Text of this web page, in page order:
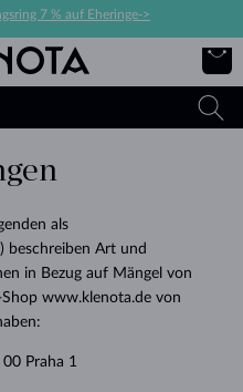
7 % auf Eheringe->
als
beschreiben Art und
in Bezug auf Mängel von
www.klenota.de von
Praha 1